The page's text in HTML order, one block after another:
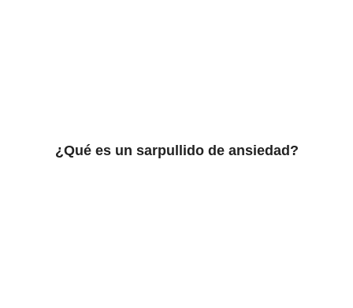
¿Qué es un sarpullido de ansiedad?